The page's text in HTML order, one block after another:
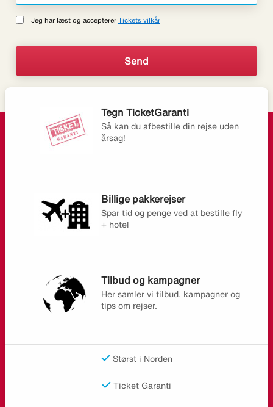
Jeg har læst og accepterer Tickets vilkår
Tegn TicketGaranti
Så kan du afbestille din rejse uden
årsag!
Billige pakkerejser
Spar tid og penge ved at bestille fly
+ hotel
Tilbud og kampagner
Her samler vi tilbud, kampagner og
tips om rejser.
Størst i Norden
Ticket Garanti